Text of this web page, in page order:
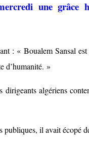
une
: « Boualem Sansal
d’humanité. »
algériens
il avait écopé